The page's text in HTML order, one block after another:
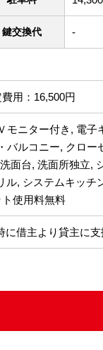
鍵交換代 -
用：16,500円
ニター付き, 電
ルコニー, クロ
面台, 洗面所独立,
, システムキッチ
使用料無料
借主より貸主に